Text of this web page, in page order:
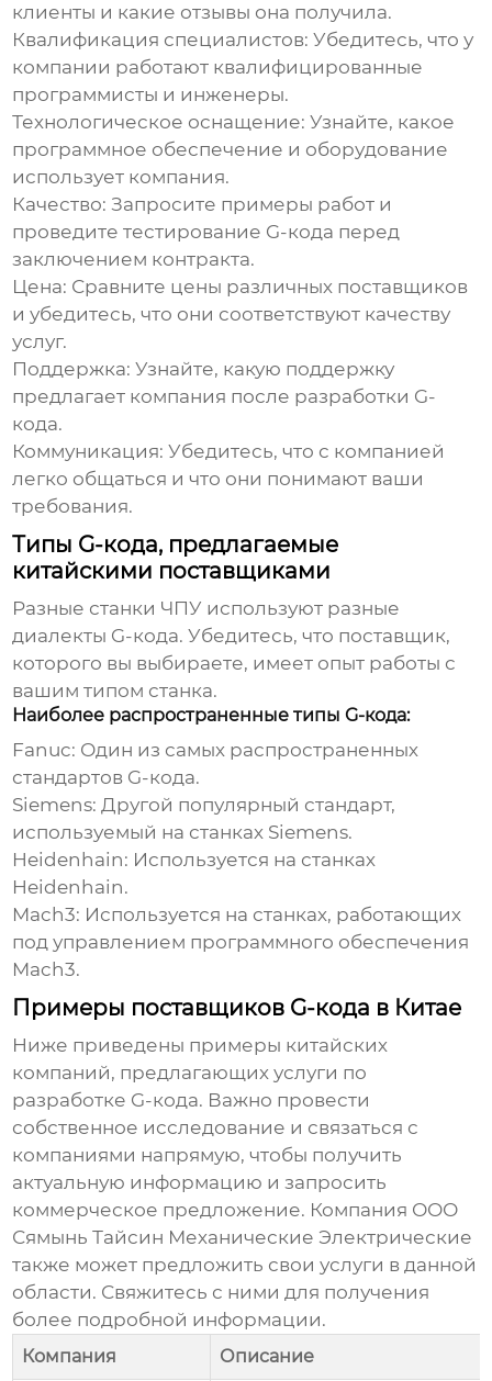
клиенты и какие отзывы она получила.
Квалификация специалистов: Убедитесь, что у
компании работают квалифицированные
программисты и инженеры.
Технологическое оснащение: Узнайте, какое
программное обеспечение и оборудование
использует компания.
Качество: Запросите примеры работ и
проведите тестирование G-кода перед
заключением контракта.
Цена: Сравните цены различных поставщиков
и убедитесь, что они соответствуют качеству
услуг.
Поддержка: Узнайте, какую поддержку
предлагает компания после разработки G-
кода.
Коммуникация: Убедитесь, что с компанией
легко общаться и что они понимают ваши
требования.
Типы G-кода, предлагаемые
китайскими поставщиками
Разные станки ЧПУ используют разные
диалекты G-кода. Убедитесь, что поставщик,
которого вы выбираете, имеет опыт работы с
вашим типом станка.
Наиболее распространенные типы G-кода:
Fanuc: Один из самых распространенных
стандартов G-кода.
Siemens: Другой популярный стандарт,
используемый на станках Siemens.
Heidenhain: Используется на станках
Heidenhain.
Mach3: Используется на станках, работающих
под управлением программного обеспечения
Mach3.
Примеры поставщиков G-кода в Китае
Ниже приведены примеры китайских
компаний, предлагающих услуги по
разработке G-кода. Важно провести
собственное исследование и связаться с
компаниями напрямую, чтобы получить
актуальную информацию и запросить
коммерческое предложение. Компания ООО
Сямынь Тайсин Механические Электрические
также может предложить свои услуги в данной
области. Свяжитесь с ними для получения
более подробной информации.
Компания Описание